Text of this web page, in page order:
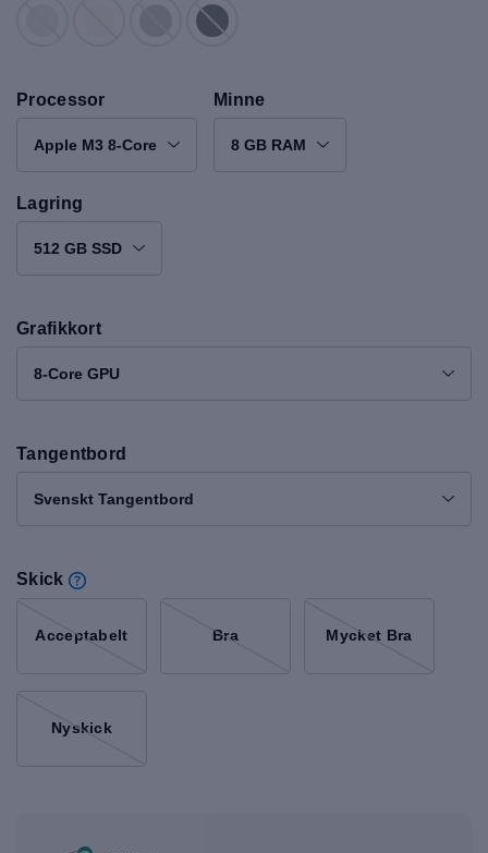
Processor
Apple M3 8-Core
Minne
8 GB RAM
Lagring
512 GB SSD
Grafikkort
8-Core GPU
Tangentbord
Svenskt Tangentbord
Skick
Acceptabelt Bra Mycket Bra
Nyskick